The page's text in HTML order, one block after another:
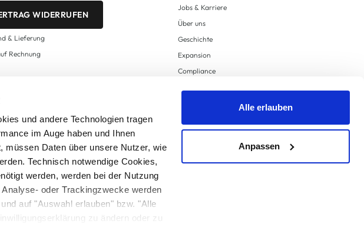
und andere Technologien tragen
im Auge haben und Ihnen
müssen Daten über unsere Nutzer, wie
Technisch notwendige Cookies,
werden, werden bei der Nutzung
oder Trackingzwecke werden
auf "Auswahl erlauben" bzw. "Alle
zu ändern oder zu
Alle erlauben
Anpassen
WIDERRUFEN
& Lieferung
Rechnung
Teilnahmebedingungen
Jobs & Karriere
Über uns
Geschichte
Expansion
Compliance
Supply Chain Due Diligence